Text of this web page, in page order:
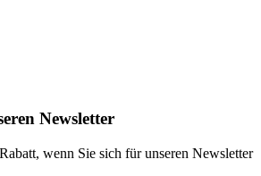
Newsletter
wenn Sie sich für unseren Newsletter